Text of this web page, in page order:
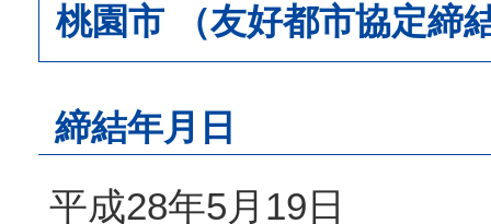
桃園市 （友好都市協定締
締結年月日
平成28年5月19日